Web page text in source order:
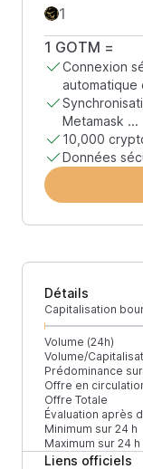
1 GOTM =
Connexion
automatique
Metamask ...
10,000
Données
Détails
Capitalisation
Volume (24h)
Volume/
Prédominance
Offre en
Offre Totale
Évaluation après
Minimum sur 24 h
Maximum sur 24 h
Liens officiels